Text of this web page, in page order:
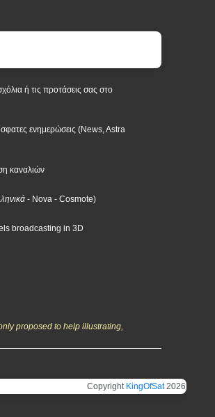
ή τις προτάσεις σας στο
ενημερώσεις (News, Astra
καναλιών
- Nova - Cosmote)
broadcasting in 3D
proposed to help illustrating,
Copyright KingOfSat2026